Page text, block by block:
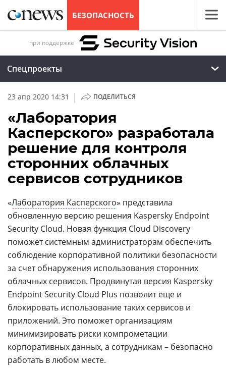
БЕЗОПАСНОСТЬ
при поддержке
Спецпроекты
23 апр 2020 14:31 | ПОДЕЛИТЬСЯ
«Лаборатория
Касперского» разработала
решение для контроля
сторонних облачных
сервисов сотрудников
«Лаборатория Касперского» представила
обновленную версию решения Kaspersky Endpoint
Security Cloud. Новая функция Cloud Discovery
поможет системным администраторам обеспечить
соблюдение корпоративной политики безопасности
за счет обнаружения использования сторонних
облачных сервисов. Продвинутая версия Kaspersky
Endpoint Security Cloud Plus позволит еще и
блокировать использование таких сервисов и
приложений. Это поможет организациям
минимизировать риски компрометации
корпоративных данных, а сотрудникам – безопасно
работать в любом месте.